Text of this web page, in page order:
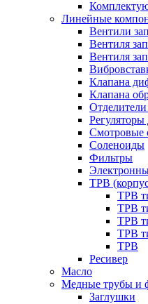
Линейные
Вентили
Вентиля
Вентиля
Клапана
Клапана
Регуляторы
Смотровые
Соленоиды
Фильтры
ТРВ
ТРВ
ТРВ
ТРВ
ТРВ
ТРВ
Ресивер
Масло
Медные трубы и
Заглушки